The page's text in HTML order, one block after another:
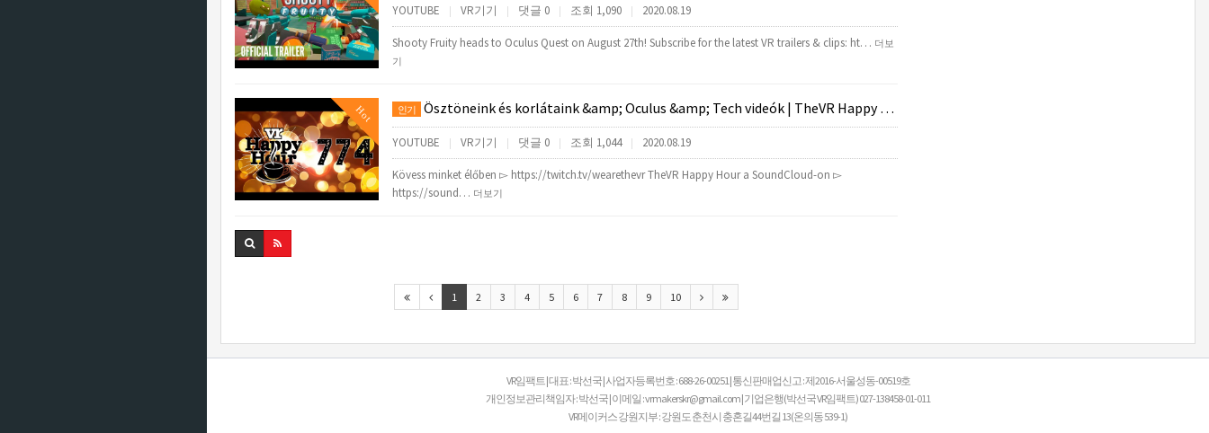
YOUTUBE | VR기기 | 댓글 0 | 조회 1,090 | 2020.08.19
Shooty Fruity heads to Oculus Quest on August 27th! Subscribe for the latest VR trailers & clips: ht… 더보
기
Hot 인기 Ösztöneink és korlátaink &amp; Oculus &amp; Tech videók | TheVR Happy Hour #774 - 08.19.
YOUTUBE | VR기기 | 댓글 0 | 조회 1,044 | 2020.08.19
Kövess minket élőben ▻ https://twitch.tv/wearethevr TheVR Happy Hour a SoundCloud-on ▻
https://sound… 더보기
1 2 3 4 5 6 7 8 9 10
VR임팩트 | 대표 : 박선국 | 사업자등록번호 : 688-26-00251 | 통신판매업신고 : 제2016-서울성동-00519호
개인정보관리책임자 : 박선국 | 이메일 : vrmakerskr@gmail.com | 기업은행(박선국 VR임팩트) 027-138458-01-011
VR메이커스 강원지부 : 강원도 춘천시 충혼길44번길 13(온의동 539-1)